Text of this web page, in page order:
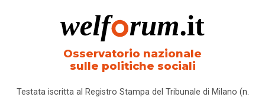
Osservatorio nazionale
sulle politiche sociali
Testata iscritta al Registro Stampa del Tribunale di Milano (n.